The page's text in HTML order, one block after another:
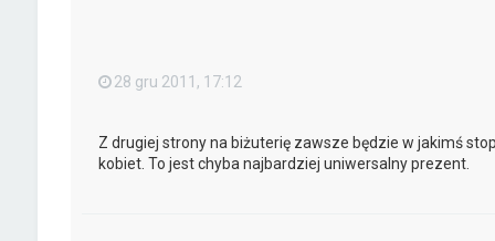
28 gru 2011, 17:12
Z drugiej strony na biżuterię zawsze będzie w jakimś
kobiet. To jest chyba najbardziej uniwersalny prezent.